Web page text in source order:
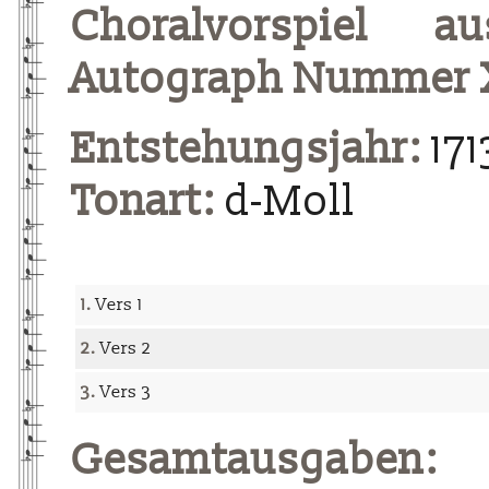
Choralvorspiel
Autograph Nummer
Entstehungsjahr:
Tonart: d-Moll
1.Vers 1
2.Vers 2
3.Vers 3
Gesamtausgaben: